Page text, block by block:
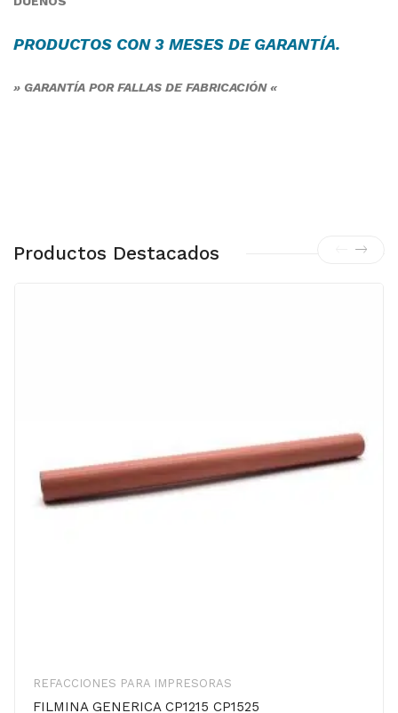
PRODUCTOS CON 3 MESES DEGARANTÍA.
» GARANTÍA POR FALLAS DE FABRICACIÓN «
Productos Destacados
REFACCIONES PARA IMPRESORAS
FILMINA GENERICA CP1215 CP1525